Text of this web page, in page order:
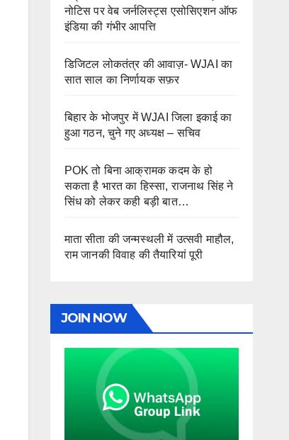
नोटिस पर वेब जर्नलिस्ट्स एसोसिएशन ऑफ
इंडिया की गंभीर आपत्ति
डिजिटल लोकतंत्र की आवाज़- WJAI का
सात साल का निर्णायक सफ़र
बिहार के भोजपुर में WJAI जिला इकाई का
हुआ गठन, चुने गए अध्यक्ष – सचिव
POK तो बिना आक्रामक कदम के हो
सकता है भारत का हिस्सा, राजनाथ सिंह ने
सिंध को लेकर कही बड़ी बात…
माता सीता की जन्मस्थली में उत्सवी माहौल,
राम जानकी विवाह की तैयारियां पूरी
JOIN NOW